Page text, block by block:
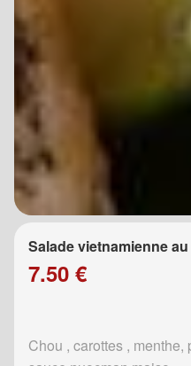
Salade vietnamienne
7.50 €
Chou , carottes ,